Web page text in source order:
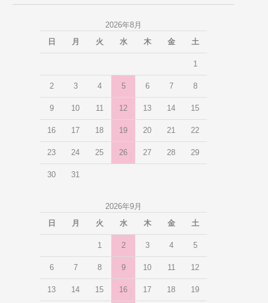
2026年8月
日
月 火 水 木 金 土
1
2 3 4 5 6 7 8
9 10 11 12 13 14 15
16 17 18 19 20 21 22
23 24 25 26 27 28 29
30 31
2026年9月
日
月 火 水 木 金 土
1 2 3 4 5
6 7 8 9 10 11 12
13 14 15 16 17 18 19